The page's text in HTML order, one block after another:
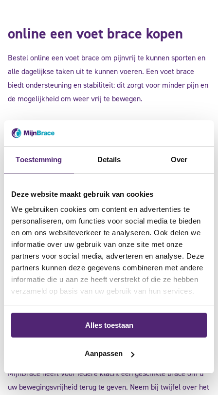
Toestemming Details Over
Deze website maakt gebruik van cookies
We gebruiken cookies om content en advertenties te
personaliseren, om functies voor social media te bieden
en om ons websiteverkeer te analyseren. Ook delen we
informatie over uw gebruik van onze site met onze
partners voor social media, adverteren en analyse. Deze
partners kunnen deze gegevens combineren met andere
informatie die u aan ze heeft verstrekt of die ze hebben
verzameld op basis van uw gebruik van hun services.
Alles toestaan
Aanpassen
online een voet brace kopen
Bestel online een voet brace om pijnvrij te kunnen sporten en
alle dagelijkse taken uit te kunnen voeren. Een voet brace
biedt ondersteuning en stabiliteit: dit zorgt voor minder pijn en
de mogelijkheid om weer vrij te bewegen.
Kies de juiste maat door gebruik te maken van de maattabel
op de productpagina. Vervolgens kiest u het aantal voet braces
dat u wilt bestellen en voegt u het product toe aan de
PostNL bij u thuis of elders geleverd. De verzending in
Nederland is gratis bij besteding vanaf € 80,-
welke voordelen heeft een voet brace?
Een voet brace verlicht de pijn in spieren en gewrichten. De
brace dient uiteraard wel bij de vastgestelde klacht passen. Is
er bijvoorbeeld sprake van kraakbeenschade of slijtage, dan
moet u een andere brace kiezen als er bijvoorbeeld reuma of
MijnBrace heeft voor iedere klacht een geschikte brace om u
uw bewegingsvrijheid terug te geven. Neem bij twijfel over het